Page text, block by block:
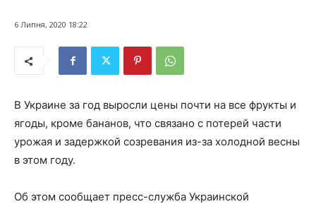
6 Липня, 2020 18:22
В Украине за год выросли цены почти на все фрукты и
ягоды, кроме бананов, что связано с потерей части
урожая и задержкой созревания из-за холодной весны
в этом году.
Об этом сообщает пресс-служба Украинской